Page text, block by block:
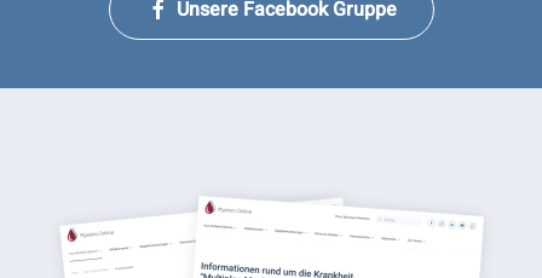
Unsere Facebook Gruppe